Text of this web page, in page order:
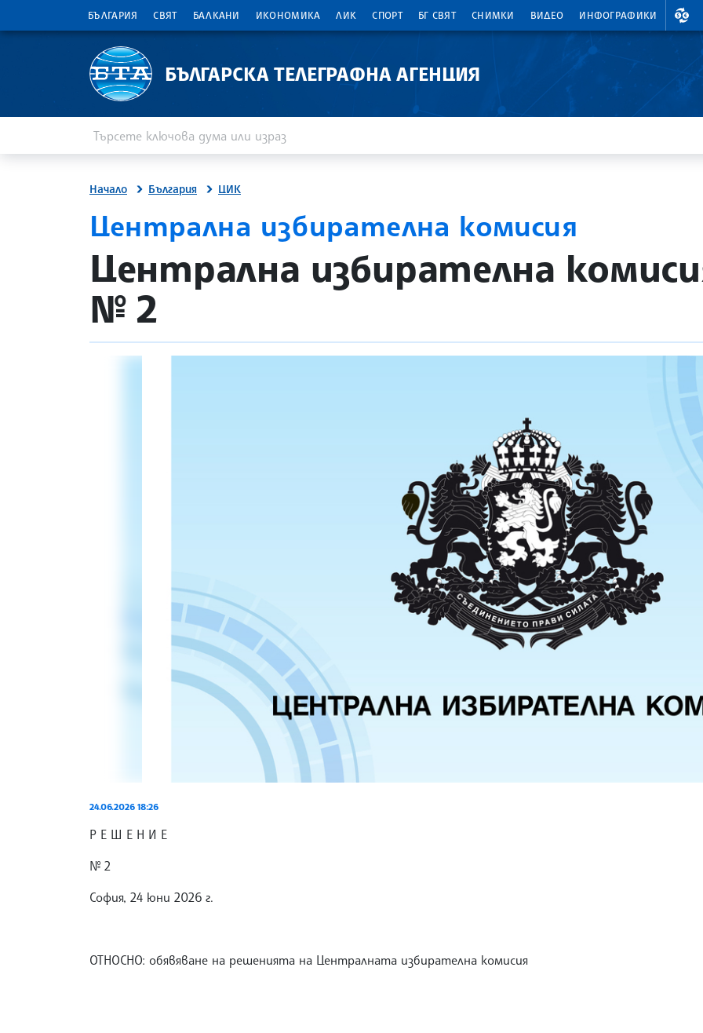
БЪЛГАРИЯ СВЯТ БАЛКАНИ ИКОНОМИКА ЛИК СПОРТ БГ СВЯТ СНИМКИ ВИДЕО ИНФОГРАФИКИ
БЪЛГАРСКА ТЕЛЕГРАФНА АГЕНЦИЯ
Начало България ЦИК
Централна избирателна комисия
site.bta
Централна избирателна
№ 2
24.06.2026 18:26
Р Е Ш Е Н И Е
№ 2
София, 24 юни 2026 г.
ОТНОСНО: обявяване на решенията на Централната избирателна комисия